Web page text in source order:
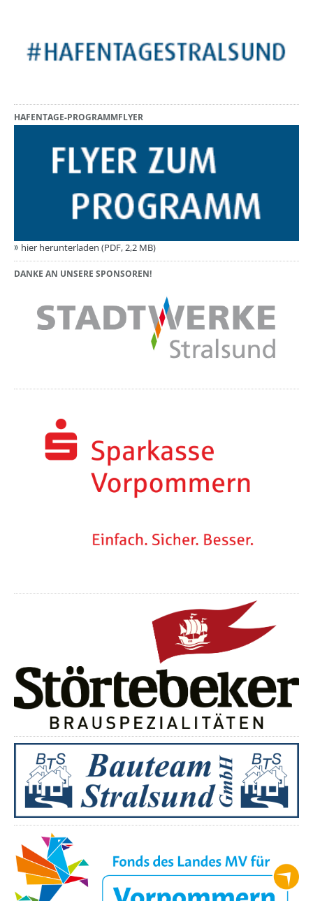
HAFENTAGE-PROGRAMMFLYER
hier herunterladen (PDF, 2,2 MB)
DANKE AN UNSERE SPONSOREN!